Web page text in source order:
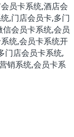
员卡系统,酒店会
,门店会员卡,多门
会员卡系统,会员
统,会员卡系统开
门店会员卡系统,
销系统,会员卡系